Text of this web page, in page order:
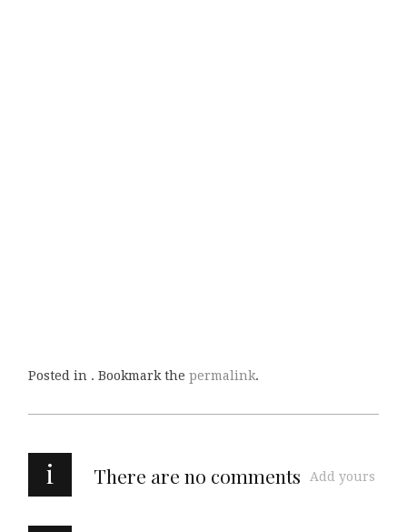
Posted in . Bookmark the permalink.
i There are no comments Add yours